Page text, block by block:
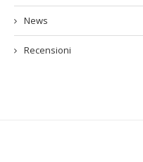
News
Recensioni